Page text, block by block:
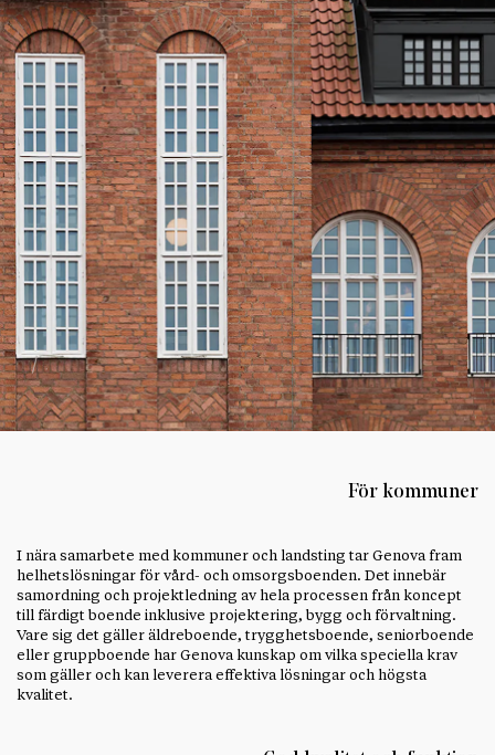
För kommuner
I nära samarbete med kommuner och landsting tar Genova fram
helhetslösningar för vård- och omsorgsboenden. Det innebär
samordning och projektledning av hela processen från koncept
till färdigt boende inklusive projektering, bygg och förvaltning.
Vare sig det gäller äldreboende, trygghetsboende, seniorboende
eller gruppboende har Genova kunskap om vilka speciella krav
som gäller och kan leverera effektiva lösningar och högsta
kvalitet.